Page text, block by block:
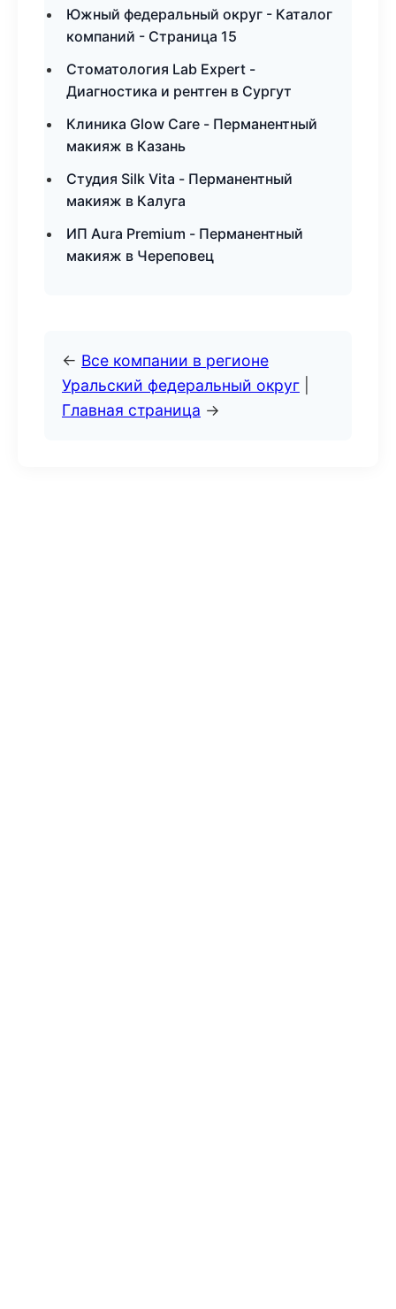
Южный федеральный округ - Каталог
компаний - Страница 15
Стоматология Lab Expert -
Диагностика и рентген в Сургут
Клиника Glow Care - Перманентный
макияж в Казань
Студия Silk Vita - Перманентный
макияж в Калуга
ИП Aura Premium - Перманентный
макияж в Череповец
← Все компании в регионе
Уральский федеральный округ
Главная страница →